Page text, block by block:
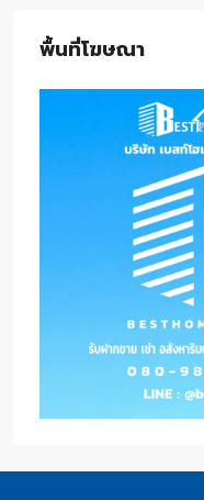
พื้นที่โฆษณา